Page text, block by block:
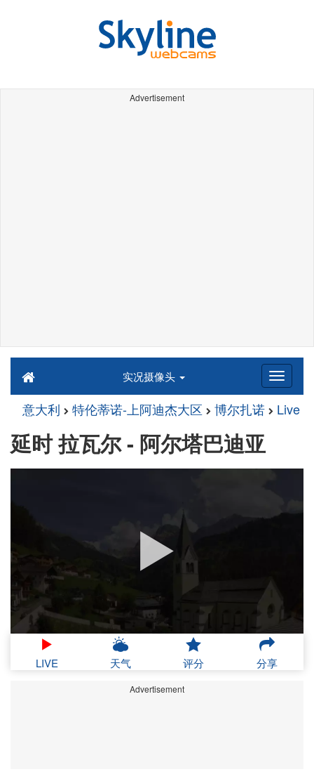
Advertisement
实况摄像头
意大利 特伦蒂诺-上阿迪杰大区 博尔扎诺 Live
延时 拉瓦尔 - 阿尔塔巴迪亚
LIVE 天气 评分 分享
Advertisement